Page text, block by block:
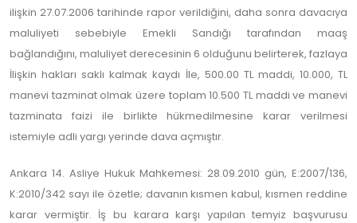
ilişkin 27.07.2006 tarihinde rapor verildiğini, daha sonra davacıya
maluliyeti sebebiyle Emekli Sandığı tarafından maaş
bağlandığını, maluliyet derecesinin 6 olduğunu belirterek, fazlaya
İlişkin hakları saklı kalmak kaydı İle, 500.00 TL maddi, 10.000, TL
manevi tazminat olmak üzere toplam 10.500 TL maddi ve manevi
tazminata faizi ile birlikte hükmedilmesine karar verilmesi
istemiyle adli yargı yerinde dava açmıştır.
Ankara 14. Asliye Hukuk Mahkemesi: 28.09.2010 gün, E:2007/136,
K:2010/342 sayı ile özetle; davanın kısmen kabul, kısmen reddine
karar vermiştir. İş bu karara karşı yapılan temyiz başvurusu